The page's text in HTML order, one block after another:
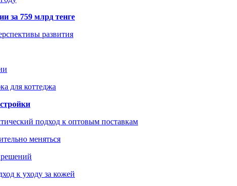
за 759 млрд тенге
развития
для коттеджа
подход к оптовым поставкам
меняться
решений
к уходу за кожей